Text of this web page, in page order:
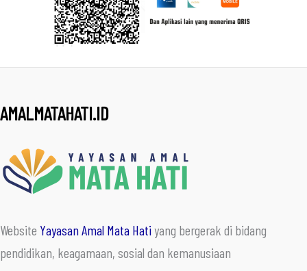
AMALMATAHATI.ID
Website Yayasan Amal Mata Hatiyang bergerak di bidang
pendidikan, keagamaan, sosial dan kemanusiaan